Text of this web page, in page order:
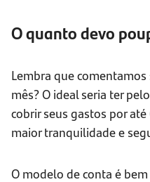
O quanto devo
Lembra que
mês? O ideal seria ter
cobrir seus gastos por
maior tranquilidade e
O modelo de conta é